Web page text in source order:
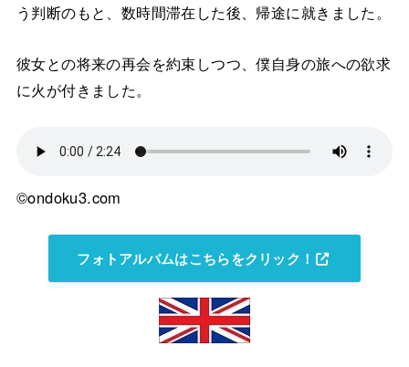
う判断のもと、数時間滞在した後、帰途に就きました。
彼女との将来の再会を約束しつつ、僕自身の旅への欲求
に火が付きました。
©ondoku3.com
フォトアルバムはこちらをクリック！